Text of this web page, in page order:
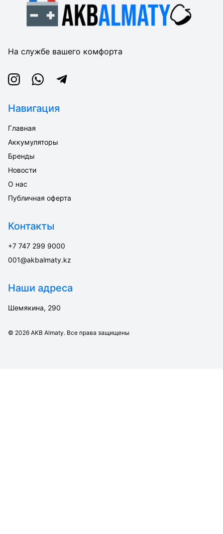
На службе вашего комфорта
InstagramWhatsappTelegram
Навигация
Главная
Аккумуляторы
Бренды
Новости
О нас
Публичная оферта
Контакты
+7 747 299 9000
001@akbalmaty.kz
Наши адреса
Шемякина, 290
© 2026 AKB Almaty. Все права защищены